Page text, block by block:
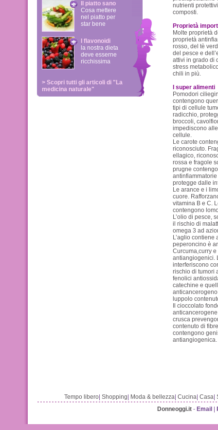
Il piatto sano
Cosa mettere
nel piatto per
star bene
I flavonoidi
la nostra dieta
deve esserne
ricchissima
> Scopri tutti gli articoli di "La
medicina naturale"
nutrienti
composti.
Proprietà
Molte proprietà
proprietà
rosso, del tè
del pesce e
attivi in grado di
stress
chili in più.
I super alimenti
Pomodori
contengono
tipi di cellule
radicchio,
broccoli,
impediscono
cellule.
Le carote
riconosciuto.
ellagico,
rossa e fragole
prugne
protegge dalle
Le arance e i
cuore.
vitamina B e C.
contengono
L’olio di pesce,
il rischio di
omega 3 ad
L’aglio
peperoncino è
Curcuma,curry
antiangiogenici.
interferiscono
rischio di tumori
fenolici
catechine e
luppolo
Il cioccolato
crusca
contenuto di
contengono
antiangiogenica.
Tempo libero Shopping Moda & bellezza Cucina Casa
Donneoggi.it - Email